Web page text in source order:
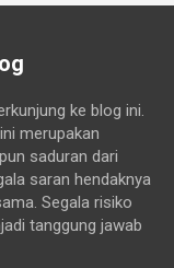
ke blog ini.
merupakan
saduran dari
saran hendaknya
Segala risiko
tanggung jawab